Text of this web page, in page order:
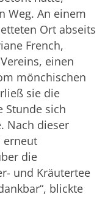
Weg. An einem
Ort abseits
French,
einen
mönchischen
sie die
Stunde sich
Nach dieser
erneut
die
und Kräutertee
blickte